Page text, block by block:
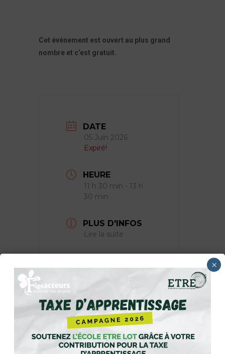
Cet événement est ouvert au plus grand
nombre et c’est gratuit.
DATE
05 Juin 2026
Expiré!
HEURE
11 h 30 min - 13 h
30 min
PLUS D'INFOS
Lire la suite
ORGANISATEUR
FIGEACTEURS
×